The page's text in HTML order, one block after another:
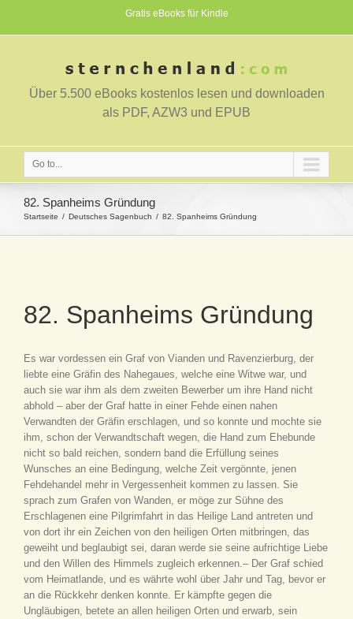
Gratis eBooks für Kindle
Über 5.500 eBooks kostenlos lesen und downloaden
als PDF, AZW3 und EPUB
Go to...
82. Spanheims Gründung
Startseite Deutsches Sagenbuch 82. Spanheims Gründung
82. Spanheims Gründung
Es war vordessen ein Graf von Vianden und Ravenzierburg, der
liebte eine Gräfin des Nahegaues, welche eine Witwe war, und
auch sie war ihm als dem zweiten Bewerber um ihre Hand nicht
abhold – aber der Graf hatte in einer Fehde einen nahen
Verwandten der Gräfin erschlagen, und so konnte und mochte sie
ihm, schon der Verwandtschaft wegen, die Hand zum Ehebunde
nicht so bald reichen, sondern band die Erfüllung seines
Wunsches an eine Bedingung, welche Zeit vergönnte, jenen
Fehdehandel mehr in Vergessenheit kommen zu lassen. Sie
sprach zum Grafen von Wanden, er möge zur Sühne des
Erschlagenen eine Pilgrimfahrt in das Heilige Land antreten und
von dort ihr ein Zeichen von den heiligen Orten mitbringen, das
geweiht und beglaubigt sei, daran werde sie seine aufrichtige Liebe
und den Willen des Himmels zugleich erkennen.– Der Graf schied
vom Heimatlande, und es währte wohl über Jahr und Tag, bevor er
an die Rückkehr denken konnte. Er kämpfte gegen die
Ungläubigen, betete an allen heiligen Orten und erwarb, sein